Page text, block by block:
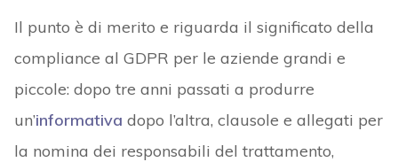
Il punto è di merito e riguarda il significato della
compliance al GDPR per le aziende grandi e
piccole: dopo tre anni passati a produrre
un’informativa dopo l’altra, clausole e allegati per
la nomina dei responsabili del trattamento,